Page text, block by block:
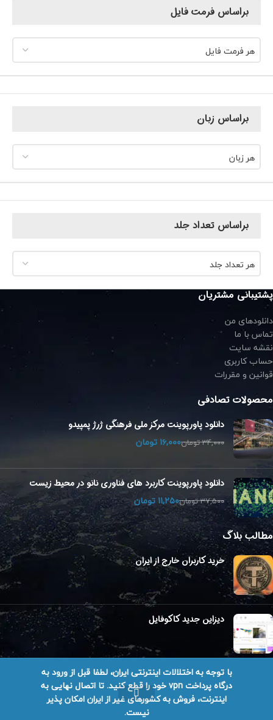
با توجه به اختلالات اینترنتی ایران، لطفا قبل از ورود به
درگاه پرداخت vpn خود را قطع کنید. تا اتصال نهایی به
اینترنت، فروش به کشورهای غیر از ایران امکان پذیر
نیست.
براساس فرمت فایل
هر فرمت فایل
براساس زبان
هر زبان
براساس تعداد جلد
هر تعداد جلد
پشتیبانی مشتریان
دانلودهای من
تماس با ما
نقشه سایت
حساب کاربری
قوانین و مقررات
محصولات تصادفی
دانلود پاورپوینت مرکز ملی فرهنگی ژرژ پمپیدو
۳۴,۰۰۰تومان۱۶,۰۰۰ تومان
دانلود پاورپوینت کاربرد های فناوری نانو در محیط زیست
۳۷,۵۰۰تومان۱۱,۲۵۰ تومان
مطالب بلاگ
خرید کاربران خارج از ایران
دیزاین جدید کاکوفایل
تمامی حقوق برای کاکوفایل محفوظ است.طراحی سایت در شیراز